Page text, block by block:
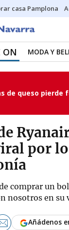
casa Pamplona
ON MODA Y
de queso pierde
por
comprar un
nosotros en su
Añádenos